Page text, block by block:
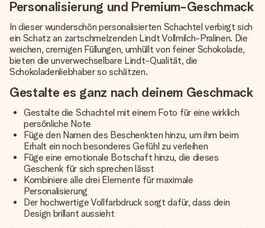
Personalisierung und Premium-Geschmack
In dieser wunderschön personalisierten Schachtel verbirgt sich
ein Schatz an zartschmelzenden Lindt Vollmilch-Pralinen. Die
weichen, cremigen Füllungen, umhüllt von feiner Schokolade,
bieten die unverwechselbare Lindt-Qualität, die
Schokoladenliebhaber so schätzen.
Gestalte es ganz nach deinem Geschmack
Gestalte die Schachtel mit einem Foto für eine wirklich
persönliche Note
Füge den Namen des Beschenkten hinzu, um ihm beim
Erhalt ein noch besonderes Gefühl zu verleihen
Füge eine emotionale Botschaft hinzu, die dieses
Geschenk für sich sprechen lässt
Kombiniere alle drei Elemente für maximale
Personalisierung
Der hochwertige Vollfarbdruck sorgt dafür, dass dein
Design brillant aussieht